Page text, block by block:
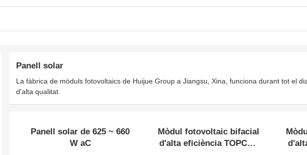
Panell solar
La fàbrica de mòduls fotovoltaics de Huijue Group a Jiangsu, Xina, funciona durant tot el
d'alta qualitat.
Panell solar de 625 ~ 660
W aC
Mòdul fotovoltaic bifacial
d'alta eficiència TOPCon